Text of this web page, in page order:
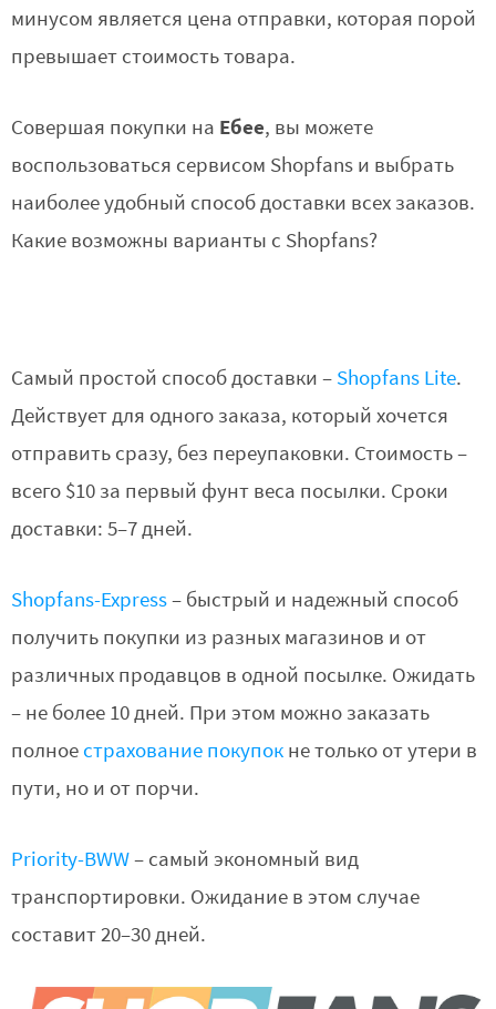
минусом является цена отправки, которая порой
превышает стоимость товара.
Совершая покупки на Ебее, вы можете
воспользоваться сервисом Shopfans и выбрать
наиболее удобный способ доставки всех заказов.
Какие возможны варианты с Shopfans?
Самый простой способ доставки – Shopfans Lite.
Действует для одного заказа, который хочется
отправить сразу, без переупаковки. Стоимость –
всего $10 за первый фунт веса посылки. Сроки
доставки: 5–7 дней.
Shopfans-Express– быстрый и надежный способ
получить покупки из разных магазинов и от
различных продавцов в одной посылке. Ожидать
– не более 10 дней. При этом можно заказать
полноестрахование покупокне только от утери в
пути, но и от порчи.
Priority-BWW– самый экономный вид
транспортировки. Ожидание в этом случае
составит 20–30 дней.